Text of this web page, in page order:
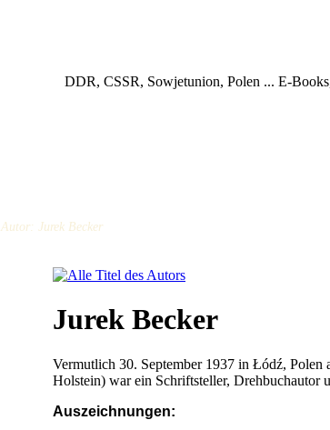
DDR, CSSR, Sowjetunion, Polen ... E-
Jurek Becker
Vermutlich 30. September 1937 in Łódź, Polen
Holstein) war ein Schriftsteller, Drehbuchautor
Auszeichnungen:
Autor: Jurek Becker